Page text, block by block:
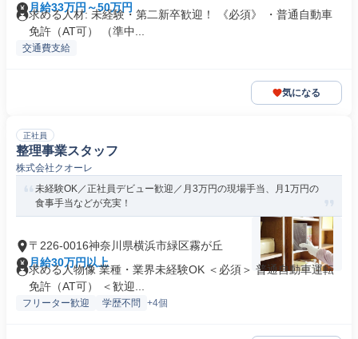
月給33万円～50万円
求める人材: 未経験・第二新卒歓迎！ 《必須》 ・普通自動車
免許（AT可） （準中...
交通費支給
気になる
正社員
整理事業スタッフ
株式会社クオーレ
未経験OK／正社員デビュー歓迎／月3万円の現場手当、月1万円の
食事手当などが充実！
〒226-0016神奈川県横浜市緑区霧が丘
月給30万円以上
求める人物像 業種・業界未経験OK ＜必須＞ 普通自動車運転
免許（AT可） ＜歓迎...
フリーター歓迎 学歴不問 +4個